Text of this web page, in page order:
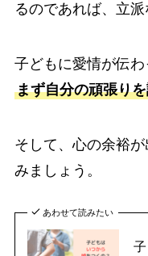
るのであれば、立派
子どもに愛情が伝わ
まず自分の頑張り
そして、心の余裕
みましょう。
あわせて読みたい